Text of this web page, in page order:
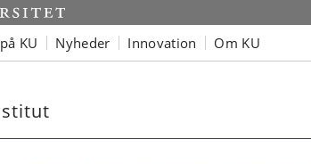
KU Nyheder Innovation Om KU